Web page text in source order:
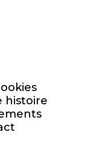
histoire